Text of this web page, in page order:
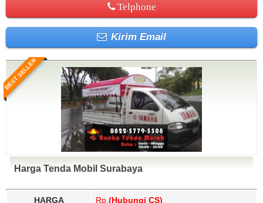
Telphone
Kirim Email
BEST SELLER
Harga Tenda Mobil Surabaya
HARGA Rp. (Hubungi CS)